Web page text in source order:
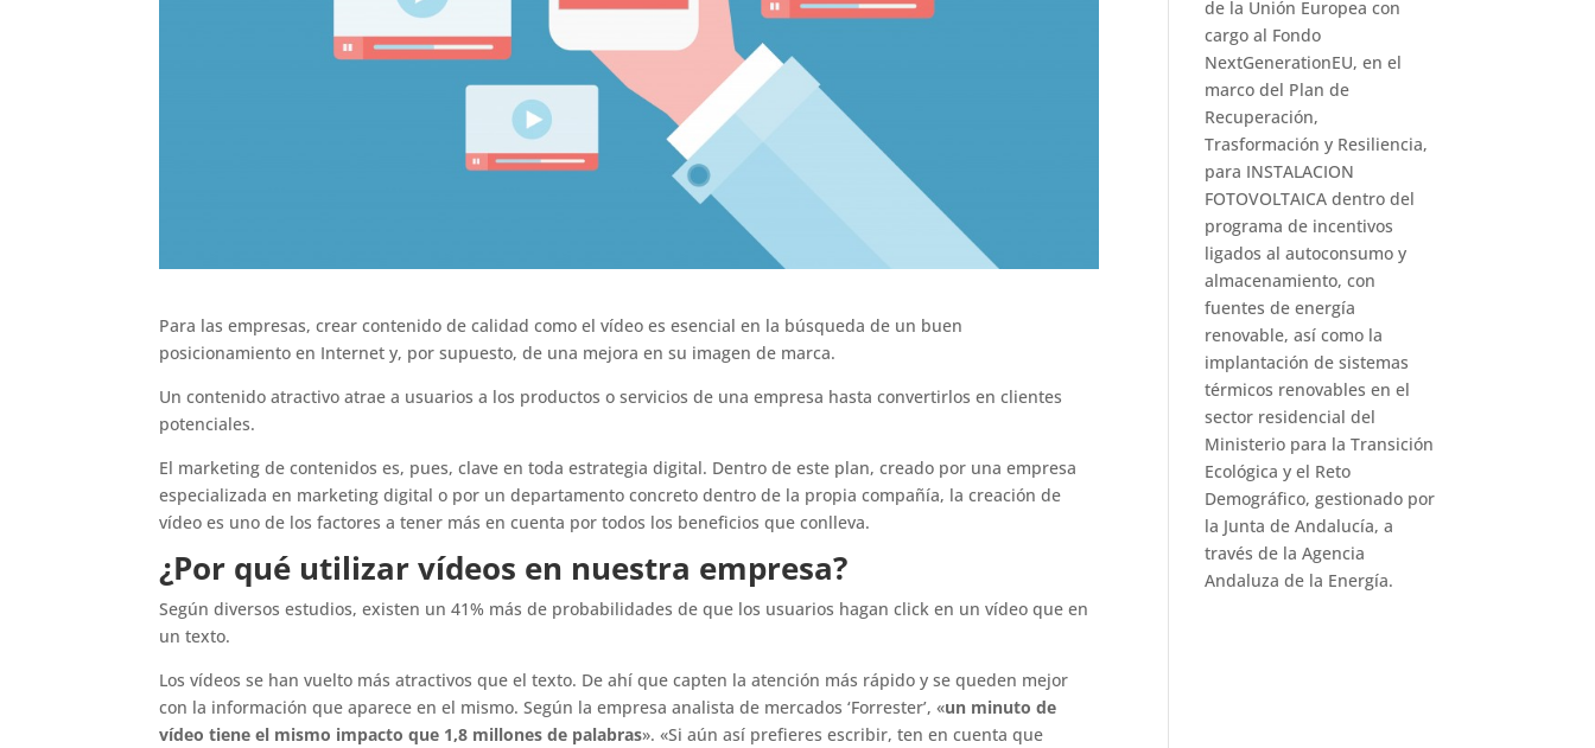
Para las empresas, crear contenido de calidad como el vídeo es esencial en la búsqueda de un buen
posicionamiento en Internet y, por supuesto, de una mejora en su imagen de marca.
Un contenido atractivo atrae a usuarios a los productos o servicios de una empresa hasta convertirlos en clientes
potenciales.
El marketing de contenidos es, pues, clave en toda estrategia digital. Dentro de este plan, creado por una empresa
especializada en marketing digital o por un departamento concreto dentro de la propia compañía, la creación de
vídeo es uno de los factores a tener más en cuenta por todos los beneficios que conlleva.
¿Por qué utilizar vídeos en nuestra empresa?
Según diversos estudios, existen un 41% más de probabilidades de que los usuarios hagan click en un vídeo que en
un texto.
Los vídeos se han vuelto más atractivos que el texto. De ahí que capten la atención más rápido y se queden mejor
con la información que aparece en el mismo. Según la empresa analista de mercados ‘Forrester’, «un minuto de
vídeo tiene el mismo impacto que 1,8 millones de palabras». «Si aún así prefieres escribir, ten en cuenta que
de la Unión Europea con
cargo al Fondo
NextGenerationEU, en el
marco del Plan de
Recuperación,
Trasformación y Resiliencia,
para INSTALACION
FOTOVOLTAICA dentro del
programa de incentivos
ligados al autoconsumo y
almacenamiento, con
fuentes de energía
renovable, así como la
implantación de sistemas
térmicos renovables en el
sector residencial del
Ministerio para la Transición
Ecológica y el Reto
Demográfico, gestionado por
la Junta de Andalucía, a
través de la Agencia
Andaluza de la Energía.